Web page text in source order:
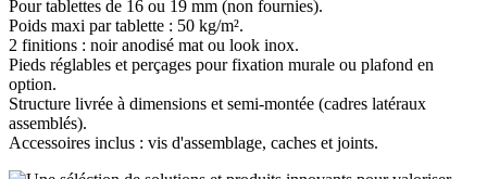
Pour tablettes de 16 ou 19 mm (non fournies).
Poids maxi par tablette : 50 kg/m².
2 finitions : noir anodisé mat ou look inox.
Pieds réglables et perçages pour fixation murale ou plafond en
option.
Structure livrée à dimensions et semi-montée (cadres latéraux
assemblés).
Accessoires inclus : vis d'assemblage, caches et joints.